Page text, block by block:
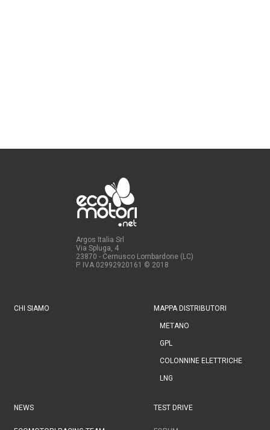
Argos Italia Srl
Via Spluga, 4
23870 - Cernusco Lombardone (LC)
P. IVA 02992920161 © 2018
CHI SIAMO MAPPA DISTRIBUTORI
METANO
GPL
COLONNINE ELETTRICHE
LNG
NEWS TEST DRIVE